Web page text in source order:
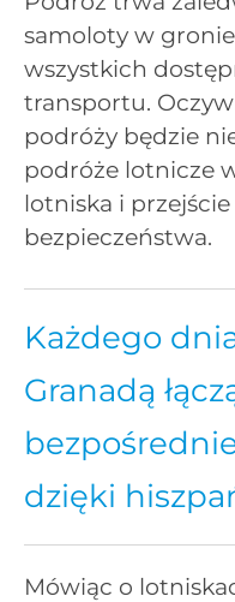
samoloty w
wszystkich
transportu.
podróży będzie
podróże lotnicze
lotniska i
bezpieczeństwa.
Każdego
Granadą
dzięki
Mówiąc o